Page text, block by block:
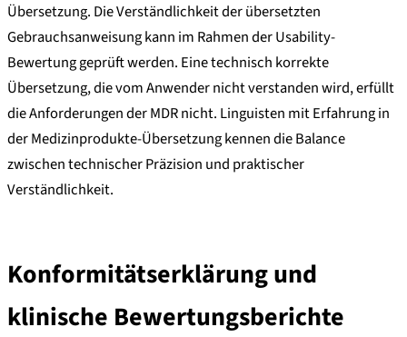
Übersetzung. Die Verständlichkeit der übersetzten
Gebrauchsanweisung kann im Rahmen der Usability-
Bewertung geprüft werden. Eine technisch korrekte
Übersetzung, die vom Anwender nicht verstanden wird, erfüllt
die Anforderungen der MDR nicht. Linguisten mit Erfahrung in
der Medizinprodukte-Übersetzung kennen die Balance
zwischen technischer Präzision und praktischer
Verständlichkeit.
Konformitätserklärung und
klinische Bewertungsberichte